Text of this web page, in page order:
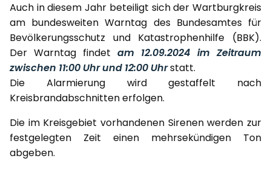
Auch in diesem Jahr beteiligt sich der Wartburgkreis
am bundesweiten Warntag des Bundesamtes für
Bevölkerungsschutz und Katastrophenhilfe (BBK).
Der Warntag findet am 12.09.2024 im Zeitraum
zwischen 11:00 Uhr und 12:00 Uhrstatt.
Die Alarmierung wird gestaffelt nach
Kreisbrandabschnitten erfolgen.
Die im Kreisgebiet vorhandenen Sirenen werden zur
festgelegten Zeit einen mehrsekündigen Ton
abgeben.